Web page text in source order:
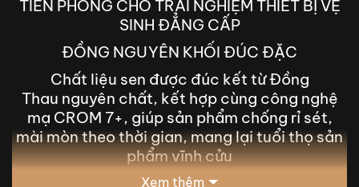
TIÊN PHONG CHO TRẢI NGHIỆM THIẾT BỊ VỆ
SINH ĐẲNG CẤP
ĐỒNG NGUYÊN KHỐI ĐÚC ĐẶC
Chất liệu sen được đúc kết từ Đồng
Thau nguyên chất, kết hợp cùng công nghệ
mạ CROM 7+, giúp sản phẩm chống rỉ sét,
mài mòn theo thời gian, mang lại tuổi thọ sản
phẩm vĩnh cửu
Xem thêm